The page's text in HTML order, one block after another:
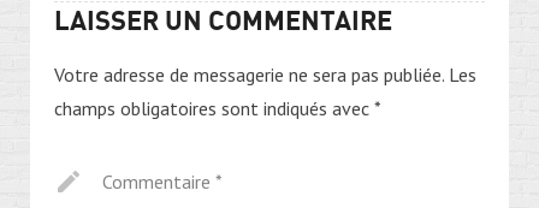
LAISSER UN COMMENTAIRE
Votre adresse de messagerie ne sera pas publiée. Les
champs obligatoires sont indiqués avec *
Commentaire *